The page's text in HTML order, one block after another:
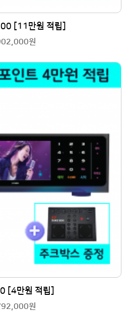
[11만원 적립]
원
[4만원 적립]
원